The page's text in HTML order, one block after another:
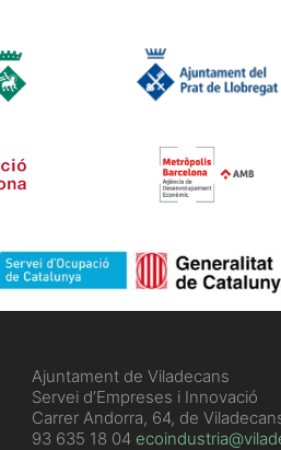
​Ajuntament de Viladecans
Servei d’Empreses i Innovació
Carrer Andorra, 64, de
93 635 18 04